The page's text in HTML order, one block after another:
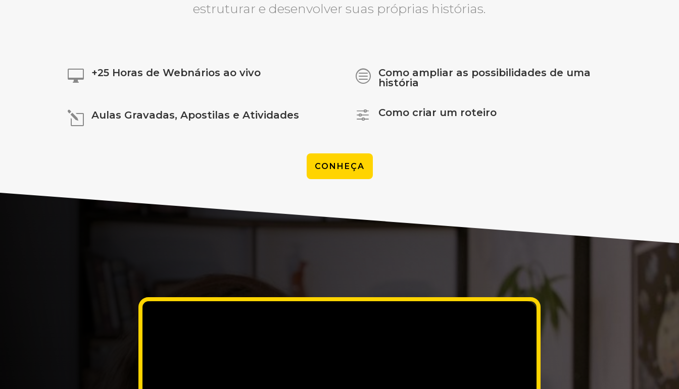
estruturar e desenvolver suas próprias histórias.
 +25 Horas de Webnários ao vivo
l Aulas Gravadas, Apostilas e Atividades
c
Como ampliar as possibilidades de uma
história
f Como criar um roteiro
CONHEÇA